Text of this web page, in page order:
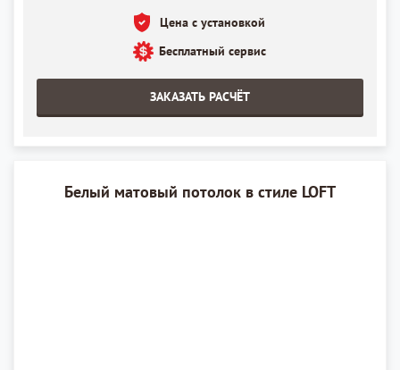
Цена с установкой
Бесплатный сервис
ЗАКАЗАТЬ РАСЧЁТ
Белый матовый потолок в стиле LOFT